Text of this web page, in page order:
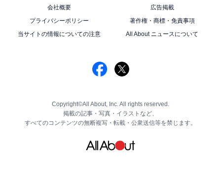
会社概要
広告掲載
プライバシーポリシー
著作権・商標・免責事項
当サイトの情報についての注意
All About ニュースについて
Copyright©All About, Inc. All rights reserved.
掲載の記事・写真・イラストなど、
すべてのコンテンツの無断複写・転載・公衆送信等を禁じます。